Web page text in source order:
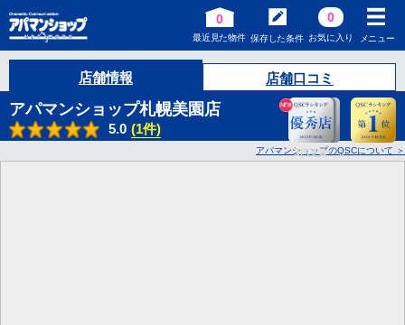
0
最近見た物件 保存した条件
0
お気に入り メニュー
店舗情報 店舗口コミ
アパマンショップ札幌美園店
5.0 (1件)
3回受賞!
アパマンショップのQSCについて